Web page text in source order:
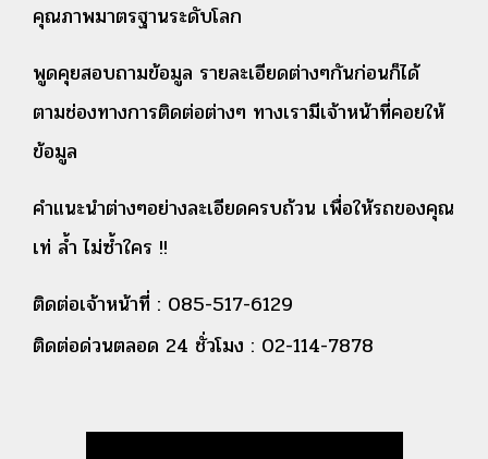
คุณภาพมาตรฐานระดับโลก
พูดคุยสอบถามข้อมูล รายละเอียดต่างๆกันก่อนก็ได้
ตามช่องทางการติดต่อต่างๆ ทางเรามีเจ้าหน้าที่คอยให้
ข้อมูล
คำแนะนำต่างๆอย่างละเอียดครบถ้วน เพื่อให้รถของคุณ
เท่ ล้ำ ไม่ซ้ำใคร !!
ติดต่อเจ้าหน้าที่ : 085-517-6129
ติดต่อด่วนตลอด 24 ชั่วโมง : 02-114-7878